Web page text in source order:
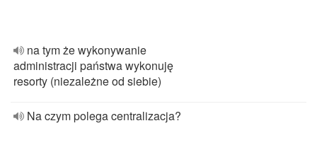
na tym że wykonywanie
administracji państwa wykonuję
resorty (niezależne od siebie)
Na czym polega centralizacja?